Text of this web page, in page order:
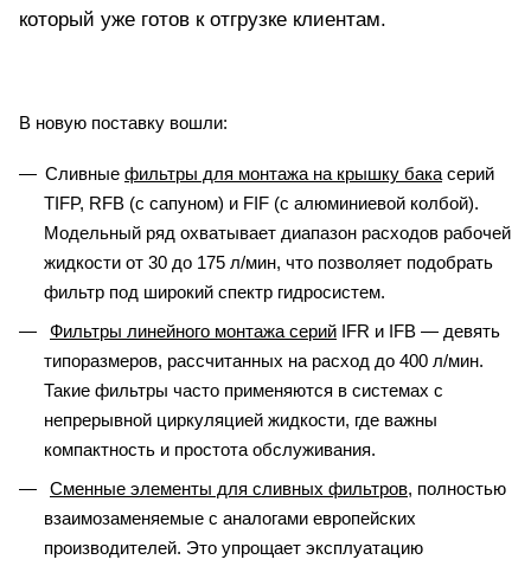
который уже готов к отгрузке клиентам.
В новую поставку вошли:
Сливные фильтры для монтажа на крышку бака серий
TIFP, RFB (с сапуном) и FIF (с алюминиевой колбой).
Модельный ряд охватывает диапазон расходов рабочей
жидкости от 30 до 175 л/мин, что позволяет подобрать
фильтр под широкий спектр гидросистем.
Фильтры линейного монтажа серий IFR и IFB — девять
типоразмеров, рассчитанных на расход до 400 л/мин.
Такие фильтры часто применяются в системах с
непрерывной циркуляцией жидкости, где важны
компактность и простота обслуживания.
Сменные элементы для сливных фильтров, полностью
взаимозаменяемые с аналогами европейских
производителей. Это упрощает эксплуатацию